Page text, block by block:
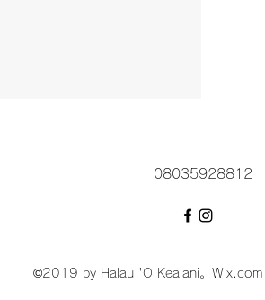
08035928812
©2019 by Halau 'O Kealani。Wix.com